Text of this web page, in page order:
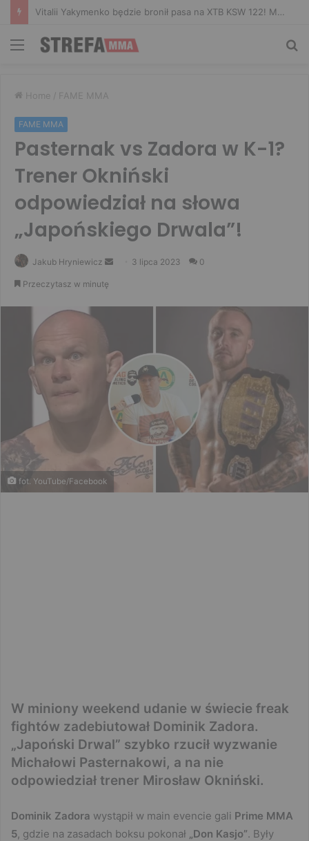
Vitalii Yakymenko będzie bronił pasa na XTB KSW 122! Marcello Morelli przed kolejną wielką szansą
Menu
Home / FAME MMA
FAME MMA
Pasternak vs Zadora w K-1?
Trener Okniński
odpowiedział na słowa
„Japońskiego Drwala”!
Jakub Hryniewicz
Send 3 lipca 2023 0
Przeczytasz w minutę
fot. YouTube/Facebook
W miniony weekend udanie w świecie freak
fightów zadebiutował Dominik Zadora.
„Japoński Drwal” szybko rzucił wyzwanie
Michałowi Pasternakowi, a na nie
odpowiedział trener Mirosław Okniński.
Dominik Zadora wystąpił w main evencie gali Prime MMA
5, gdzie na zasadach boksu pokonał „Don Kasjo”. Były